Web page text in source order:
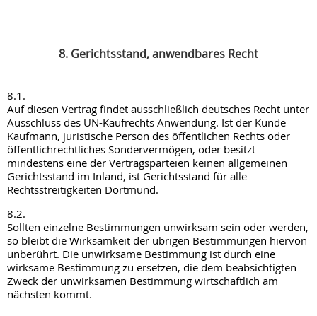
8. Gerichtsstand, anwendbares Recht
8.1.
Auf diesen Vertrag findet ausschließlich deutsches Recht unter
Ausschluss des UN-Kaufrechts Anwendung. Ist der Kunde
Kaufmann, juristische Person des öffentlichen Rechts oder
öffentlichrechtliches Sondervermögen, oder besitzt
mindestens eine der Vertragsparteien keinen allgemeinen
Gerichtsstand im Inland, ist Gerichtsstand für alle
Rechtsstreitigkeiten Dortmund.
8.2.
Sollten einzelne Bestimmungen unwirksam sein oder werden,
so bleibt die Wirksamkeit der übrigen Bestimmungen hiervon
unberührt. Die unwirksame Bestimmung ist durch eine
wirksame Bestimmung zu ersetzen, die dem beabsichtigten
Zweck der unwirksamen Bestimmung wirtschaftlich am
nächsten kommt.